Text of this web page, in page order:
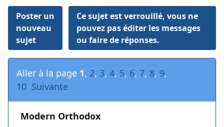
Poster un
nouveau
sujet
Ce sujet est verrouillé, vous ne
pouvez pas éditer les messages
ou faire de réponses.
Aller à la page 1, 2, 3, 4, 5, 6, 7, 8, 9,
10 Suivante
Modern Orthodox